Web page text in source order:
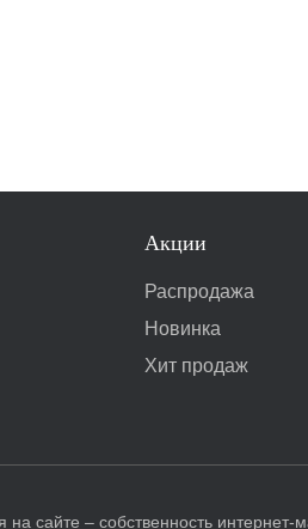
Акции
Распродажа
Новинка
Хит продаж
сайте – собственность интернет-